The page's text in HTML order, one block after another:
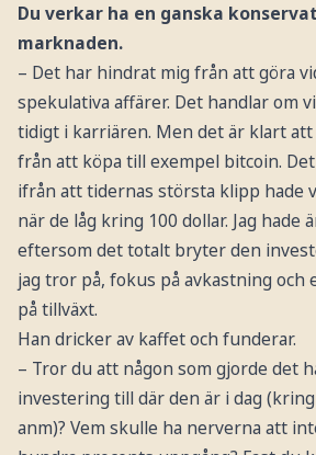
Du verkar ha en ganska
marknaden.
– Det har hindrat mig från att göra
spekulativa affärer. Det handlar om
tidigt i karriären. Men det är klart att
från att köpa till exempel bitcoin.
ifrån att tidernas största klipp hade
när de låg kring 100 dollar. Jag hade
eftersom det totalt bryter den
jag tror på, fokus på avkastning och
på tillväxt.
Han dricker av kaffet och funderar.
– Tror du att någon som gjorde det
investering till där den är i dag
anm)? Vem skulle ha nerverna att